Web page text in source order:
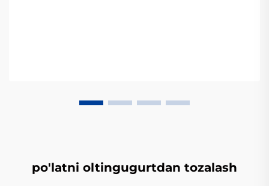
po'latni oltingugurtdan tozalash